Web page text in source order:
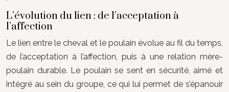
L’évolution du lien : de l’acceptation à
l’affection
Le lien entre le cheval et le poulain évolue au fil du temps,
de l’acceptation à l’affection, puis à une relation mère-
poulain durable. Le poulain se sent en sécurité, aimé et
intégré au sein du groupe, ce qui lui permet de s’épanouir